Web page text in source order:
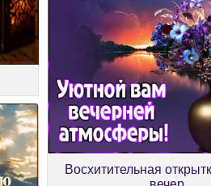
Восхитительная